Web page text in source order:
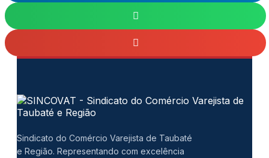
Sindicato do Comércio Varejista de Taubaté
e Região. Representando com excelência